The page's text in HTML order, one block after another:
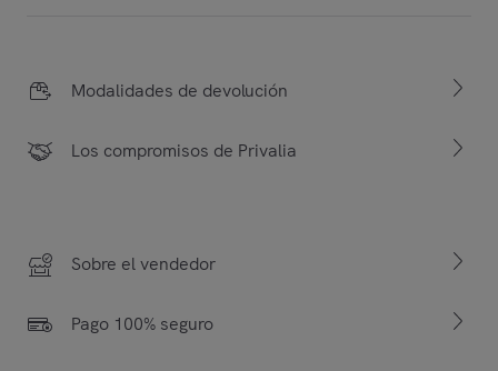
Modalidades de devolución
Los compromisos de Privalia
Sobre el vendedor
Pago 100% seguro